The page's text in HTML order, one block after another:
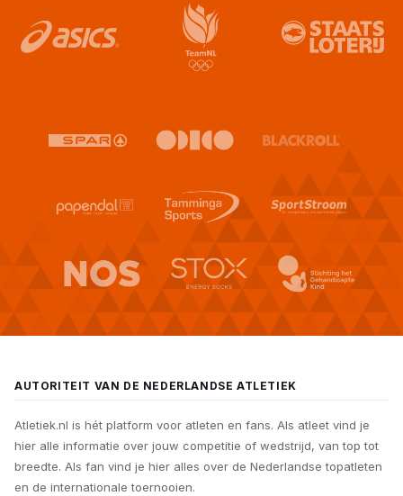
AUTORITEIT VAN DE NEDERLANDSE ATLETIEK
Atletiek.nl is hét platform voor atleten en fans. Als atleet vind je
hier alle informatie over jouw competitie of wedstrijd, van top tot
breedte. Als fan vind je hier alles over de Nederlandse topatleten
en de internationale toernooien.